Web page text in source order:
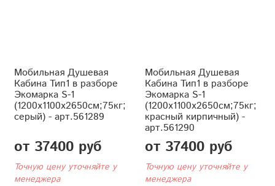
Мобильная Душевая
Кабина Тип1 в разборе
Экомарка S-1
(1200x1100x2650см;75кг;
серый) - арт.561289
от 37400 руб
Точную цену уточняйте у
менеджера
Мобильная Душевая
Кабина Тип1 в разборе
Экомарка S-1
(1200x1100x2650см;75кг;
красный кирпичный) -
арт.561290
от 37400 руб
Точную цену уточняйте у
менеджера